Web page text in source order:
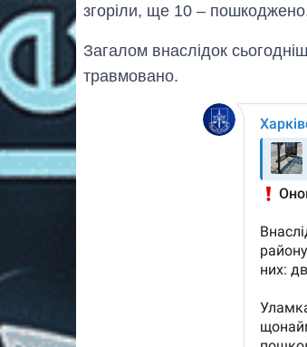
згоріли, ще 10 –
Загалом внаслідок
травмовано.